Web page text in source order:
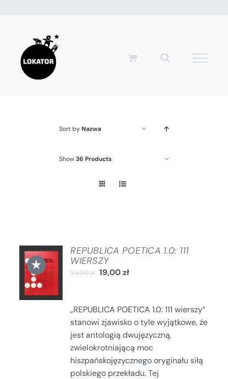
zawartości
Sort byNazwa
Show36 Products
★
DODAJ
DO
KOSZYKA
/
SZCZEGÓŁY
REPUBLICA POETICA 1.0: 111
WIERSZY
39,00zł 19,00zł
„REPUBLICA POETICA 1.0: 111 wierszy”
stanowi zjawisko o tyle wyjątkowe, że
jest antologią dwujęzyczną,
zwielokrotniającą moc
hiszpańskojęzycznego oryginału siłą
polskiego przekładu. Tej